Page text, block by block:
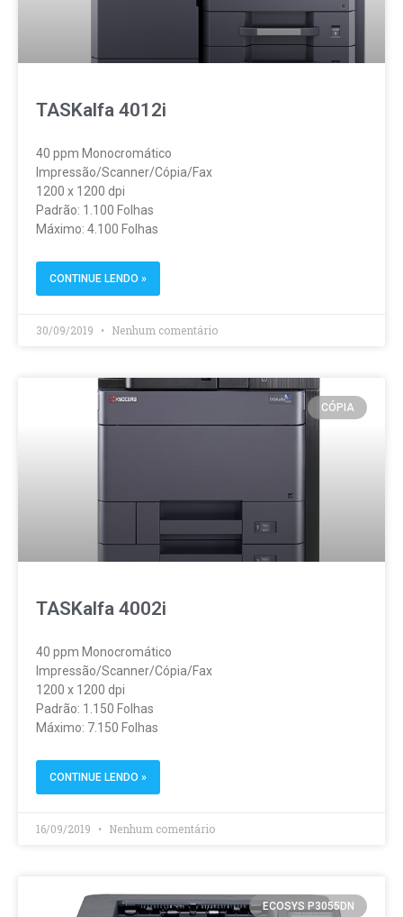
TASKalfa 4012i
40 ppm Monocromático
Impressão/Scanner/Cópia/Fax
1200 x 1200 dpi
Padrão: 1.100 Folhas
Máximo: 4.100 Folhas
CONTINUE LENDO »
30/09/2019 Nenhum comentário
CÓPIA
TASKalfa 4002i
40 ppm Monocromático
Impressão/Scanner/Cópia/Fax
1200 x 1200 dpi
Padrão: 1.150 Folhas
Máximo: 7.150 Folhas
CONTINUE LENDO »
16/09/2019 Nenhum comentário
ECOSYS P3055DN